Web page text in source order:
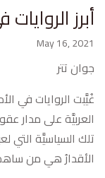
أبرز
May 16, 2021
جوان تتر
غُيَّبت الروايات في
العربيَّة على مدار
تلك السياسيَّة التي
الأقدارُ هي من